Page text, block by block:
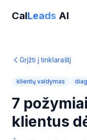
CalLeads AI
Grįžti į tinklaraštį
klientų valdymas
7
klientus